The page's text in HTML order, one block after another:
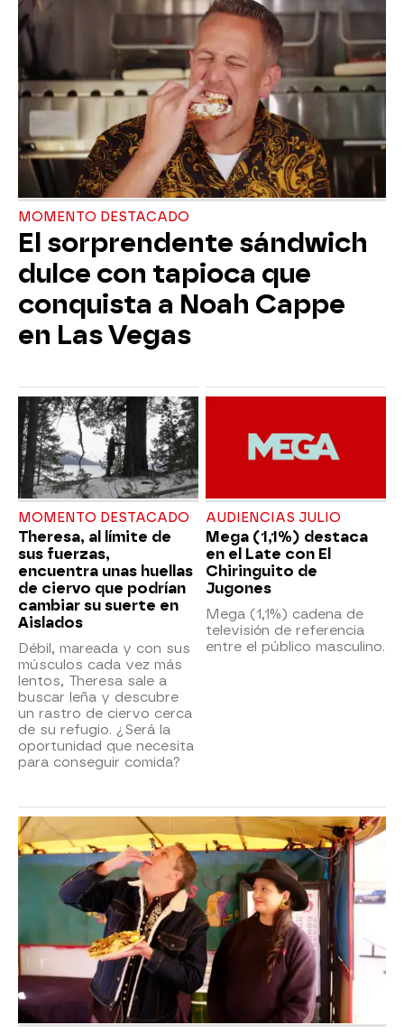
MOMENTO DESTACADO
El sorprendente sándwich
dulce con tapioca que
conquista a Noah Cappe
en Las Vegas
MOMENTO DESTACADO
Theresa, al límite de
sus fuerzas,
encuentra unas huellas
de ciervo que podrían
cambiar su suerte en
Aislados
Débil, mareada y con sus
músculos cada vez más
lentos, Theresa sale a
buscar leña y descubre
un rastro de ciervo cerca
de su refugio. ¿Será la
oportunidad que necesita
para conseguir comida?
AUDIENCIAS JULIO
Mega (1,1%) destaca
en el Late con El
Chiringuito de
Jugones
Mega (1,1%) cadena de
televisión de referencia
entre el público masculino.